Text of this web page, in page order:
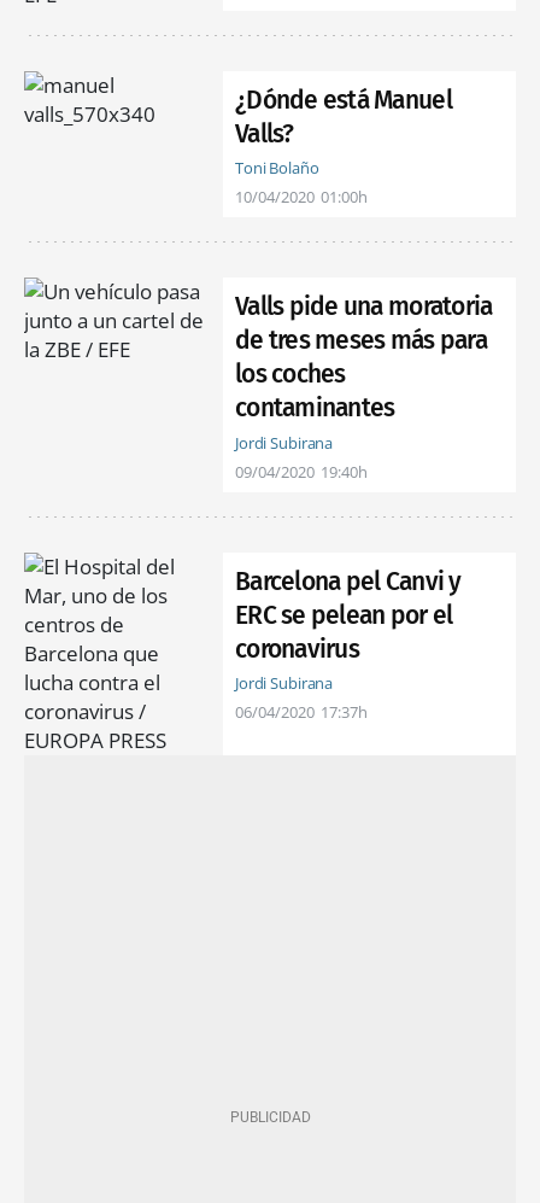
¿Dónde está Manuel
Valls?
Toni Bolaño
10/04/2020 01:00h
Valls pide una moratoria
de tres meses más para
los coches
contaminantes
Jordi Subirana
09/04/2020 19:40h
Barcelona pel Canvi y
ERC se pelean por el
coronavirus
Jordi Subirana
06/04/2020 17:37h